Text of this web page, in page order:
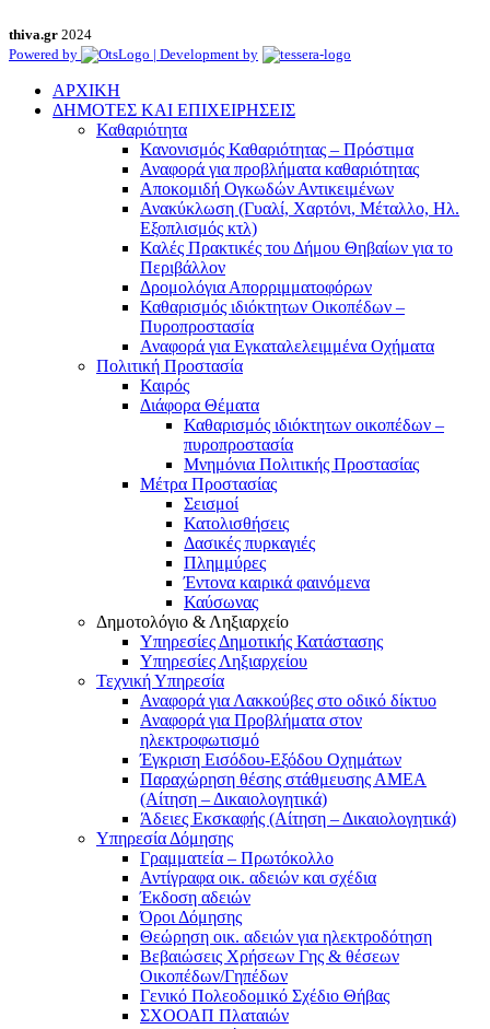
thiva.gr 2024
Powered by
| Development by
ΑΡΧΙΚΗ
ΔΗΜΟΤΕΣ ΚΑΙ ΕΠΙΧΕΙΡΗΣΕΙΣ
Καθαριότητα
Κανονισμός Καθαριότητας – Πρόστιμα
Αναφορά για προβλήματα καθαριότητας
Αποκομιδή Ογκωδών Αντικειμένων
Ανακύκλωση (Γυαλί, Χαρτόνι, Μέταλλο, Ηλ.
Εξοπλισμός κτλ)
Καλές Πρακτικές του Δήμου Θηβαίων για το
Περιβάλλον
Δρομολόγια Απορριμματοφόρων
Καθαρισμός ιδιόκτητων Οικοπέδων –
Πυροπροστασία
Αναφορά για Εγκαταλελειμμένα Οχήματα
Πολιτική Προστασία
Καιρός
Διάφορα Θέματα
Καθαρισμός ιδιόκτητων οικοπέδων –
πυροπροστασία
Μνημόνια Πολιτικής Προστασίας
Μέτρα Προστασίας
Σεισμοί
Κατολισθήσεις
Δασικές πυρκαγιές
Πλημμύρες
Έντονα καιρικά φαινόμενα
Καύσωνας
Δημοτολόγιο & Ληξιαρχείο
Υπηρεσίες Δημοτικής Κατάστασης
Υπηρεσίες Ληξιαρχείου
Τεχνική Υπηρεσία
Αναφορά για Λακκούβες στο οδικό δίκτυο
Αναφορά για Προβλήματα στον
ηλεκτροφωτισμό
Έγκριση Εισόδου-Εξόδου Οχημάτων
Παραχώρηση θέσης στάθμευσης ΑΜΕΑ
(Αίτηση – Δικαιολογητικά)
Άδειες Εκσκαφής (Αίτηση – Δικαιολογητικά)
Υπηρεσία Δόμησης
Γραμματεία – Πρωτόκολλο
Αντίγραφα οικ. αδειών και σχέδια
Έκδοση αδειών
Όροι Δόμησης
Θεώρηση οικ. αδειών για ηλεκτροδότηση
Βεβαιώσεις Χρήσεων Γης & θέσεων
Οικοπέδων/Γηπέδων
Γενικό Πολεοδομικό Σχέδιο Θήβας
ΣΧΟΟΑΠ Πλαταιών